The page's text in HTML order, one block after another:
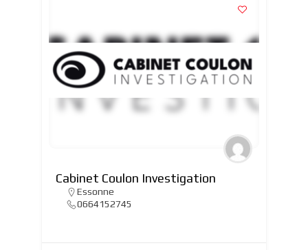
Cabinet Coulon Investigation
Essonne
0664152745